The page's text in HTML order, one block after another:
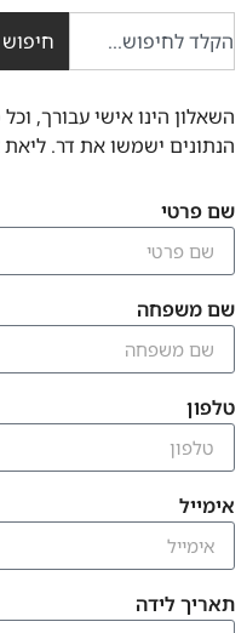
חיפוש
השאלון הינו אישי עבורך,
הנתונים ישמשו את דר.
שם פרטי
שם משפחה
טלפון
אימייל
תאריך לידה